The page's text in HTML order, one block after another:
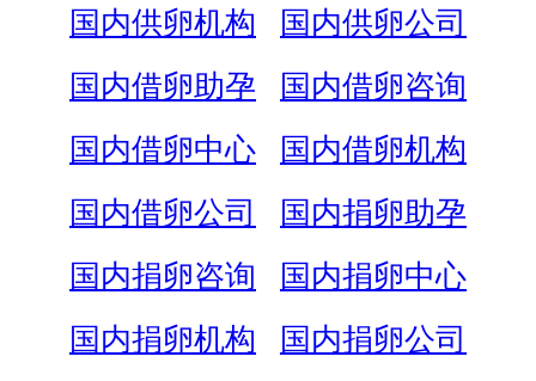
国内供卵机构
国内供卵公司
国内借卵助孕
国内借卵咨询
国内借卵中心
国内借卵机构
国内借卵公司
国内捐卵助孕
国内捐卵咨询
国内捐卵中心
国内捐卵机构
国内捐卵公司